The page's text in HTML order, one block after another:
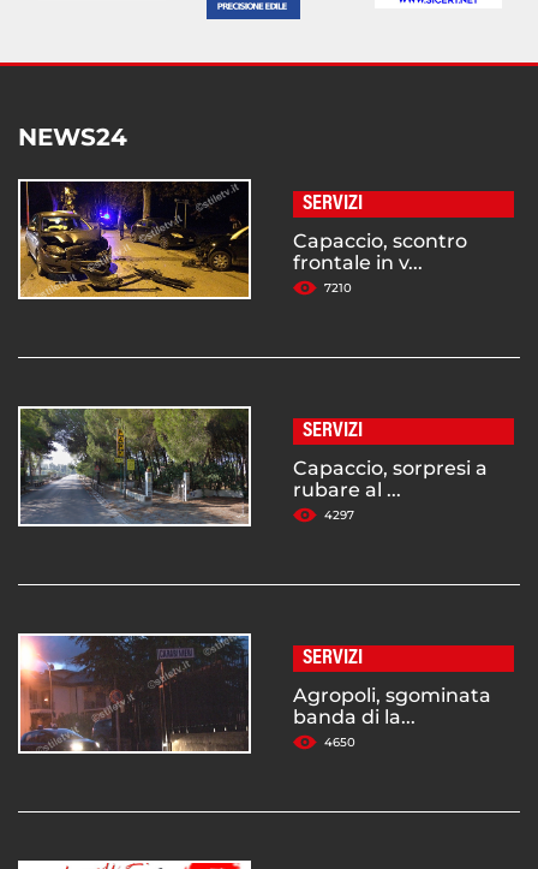
NEWS24
SERVIZI
Capaccio, scontro
frontale in v...
7210
SERVIZI
Capaccio, sorpresi a
rubare al ...
4297
SERVIZI
Agropoli, sgominata
banda di la...
4650